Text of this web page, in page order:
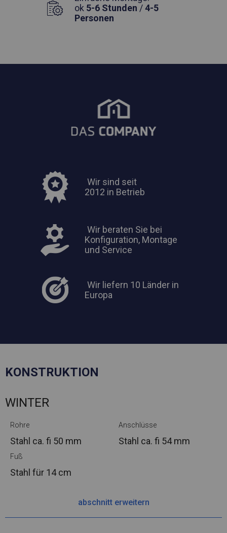
ok 5-6 Stunden /4-5
Personen
Wir sind seit
2012 in Betrieb
Wir beraten Sie bei
Konfiguration, Montage
und Service
Wir liefern 10 Länder in
Europa
KONSTRUKTION
WINTER
Rohre
Stahl ca. fi 50 mm
Anschlüsse
Stahl ca. fi 54 mm
Fuß
Stahl für 14 cm
abschnitt erweitern